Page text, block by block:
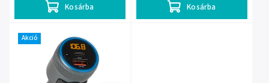
Kosárba Kosárba
Akció